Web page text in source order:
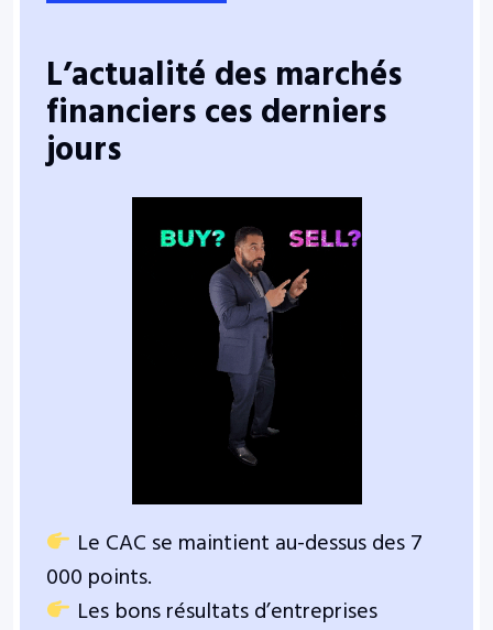
L’actualité des marchés
financiers ces derniers
jours
Le CAC se maintient au-dessus des 7
000 points.
Les bons résultats d’entreprises